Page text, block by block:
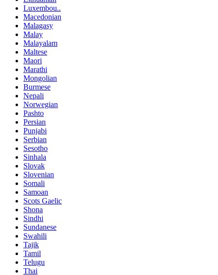
Luxembou..
Macedonian
Malagasy
Malay
Malayalam
Maltese
Maori
Marathi
Mongolian
Burmese
Nepali
Norwegian
Pashto
Persian
Punjabi
Serbian
Sesotho
Sinhala
Slovak
Slovenian
Somali
Samoan
Scots Gaelic
Shona
Sindhi
Sundanese
Swahili
Tajik
Tamil
Telugu
Thai